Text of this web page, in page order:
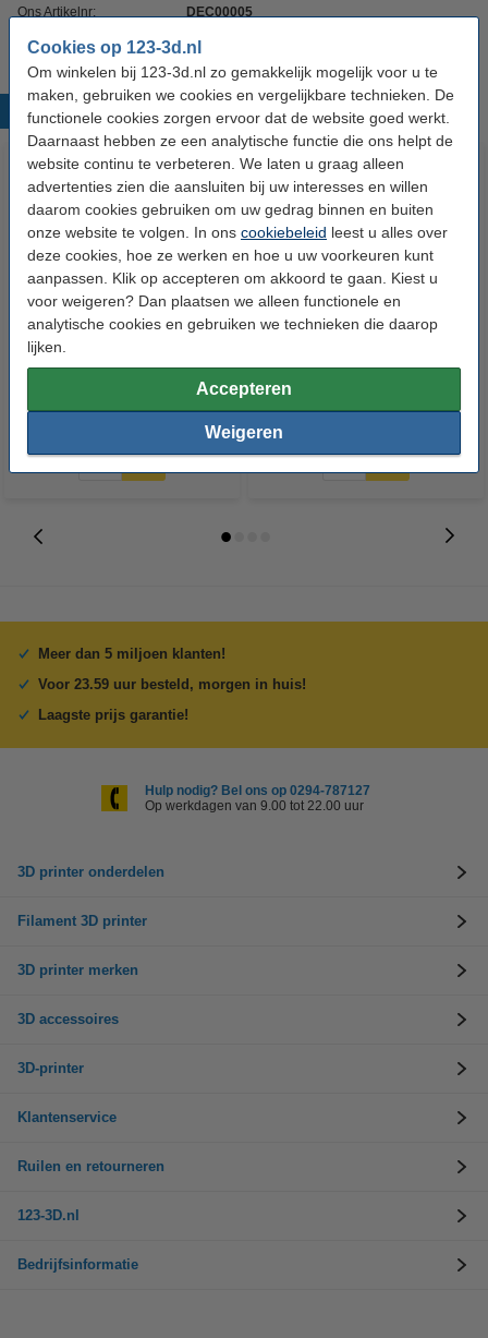
Cookies op 123-3d.nl
Om winkelen bij 123-3d.nl zo gemakkelijk mogelijk voor u te
maken, gebruiken we cookies en vergelijkbare technieken. De
functionele cookies zorgen ervoor dat de website goed werkt.
Daarnaast hebben ze een analytische functie die ons helpt de
website continu te verbeteren. We laten u graag alleen
advertenties zien die aansluiten bij uw interesses en willen
daarom cookies gebruiken om uw gedrag binnen en buiten
onze website te volgen. In ons cookiebeleid leest u alles over
deze cookies, hoe ze werken en hoe u uw voorkeuren kunt
aanpassen. Klik op accepteren om akkoord te gaan. Kiest u
voor weigeren? Dan plaatsen we alleen functionele en
analytische cookies en gebruiken we technieken die daarop
lijken.
Accepteren
Weigeren
Ons Artikelnr: DEC00005
Populaire producten
Thermistor 100K
voorgekrompen met connector
(1 meter)
Led 3 mm groen
€ 0,30
Meer dan 5 miljoen klanten!
Voor 23.59 uur besteld, morgen in huis!
Laagste prijs garantie!
Hulp nodig? Bel ons op 0294-787127
Op werkdagen van 9.00 tot 22.00 uur
3D printer onderdelen
Filament 3D printer
3D printer merken
3D accessoires
3D-printer
Klantenservice
Ruilen en retourneren
123-3D.nl
Bedrijfsinformatie